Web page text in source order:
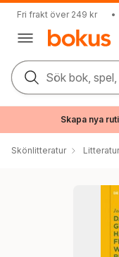
Fri frakt över 249 kr •
Sök bok,
Skapa nya
Skönlitteratur